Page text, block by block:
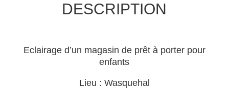
DESCRIPTION
Eclairage d’un magasin de prêt à porter pour
enfants
Lieu : Wasquehal